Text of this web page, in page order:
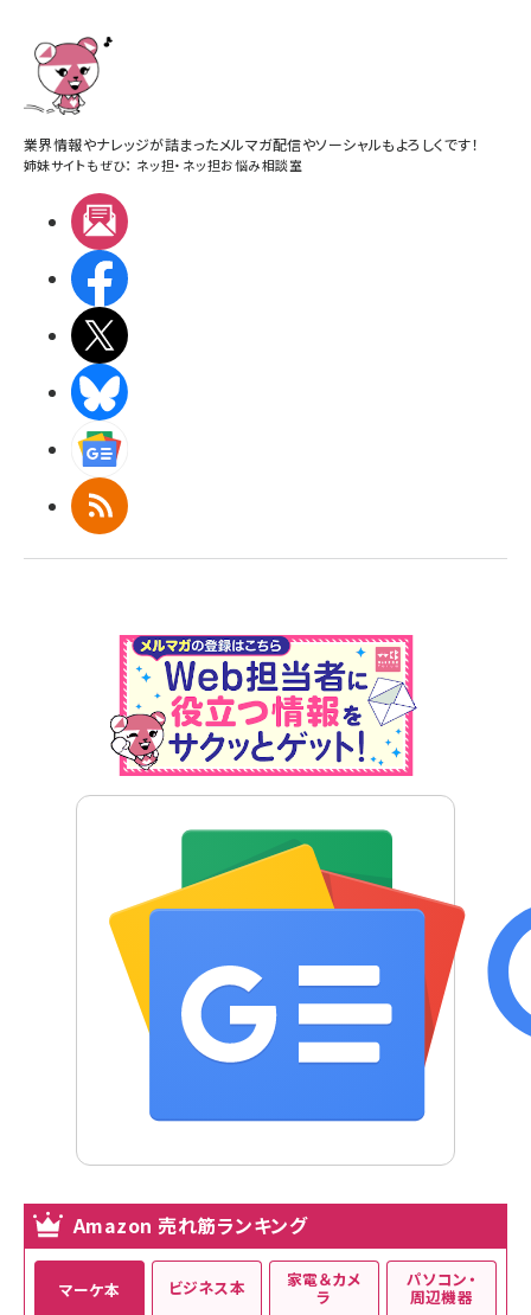
業界情報やナレッジが詰まったメルマガ配信やソーシャルもよろしくです！
姉妹サイトもぜひ： ネッ担・ ネッ担お悩み相談室
RSS
Amazon 売れ筋ランキング
マーケ本 ビジネス本 家電＆カメ
ラ
パソコン・
周辺機器